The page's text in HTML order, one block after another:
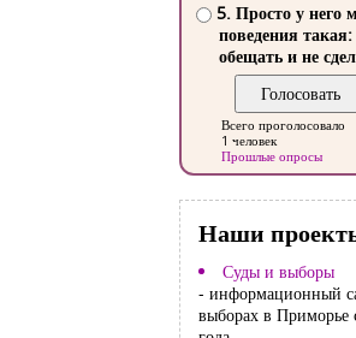
5. Просто у него
поведения такая:
обещать и не
Всего проголосовало
1 человек
Прошлые опросы
Наши
Суды и выборы
- информационный
выборах в Приморье